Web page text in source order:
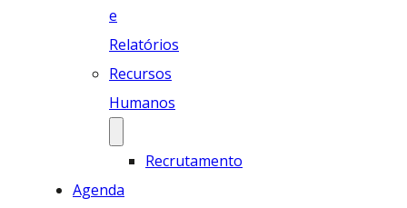
e
Relatórios
Recursos
Humanos
Recrutamento
Agenda